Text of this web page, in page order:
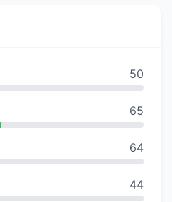
50
65
64
44